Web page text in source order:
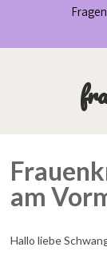
am
Hallo liebe